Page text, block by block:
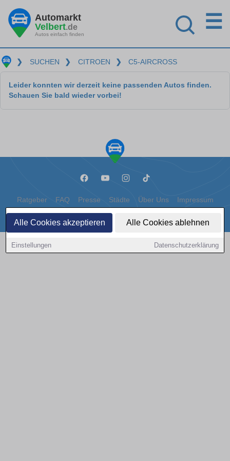
Alle Cookies akzeptieren Alle Cookies ablehnen
Einstellungen Datenschutzerklärung
Automarkt
Velbert.de
Autos einfach finden
☰
❯ SUCHEN ❯ CITROEN ❯ C5-AIRCROSS
Leider konnten wir derzeit keine passenden Autos finden.
Schauen Sie bald wieder vorbei!
Ratgeber FAQ Presse Städte Über Uns Impressum
Datenschutz Cookies
Copyright © 2000 - 2026 | 1A Infosysteme GmbH | Content by: 1a-sites-autos